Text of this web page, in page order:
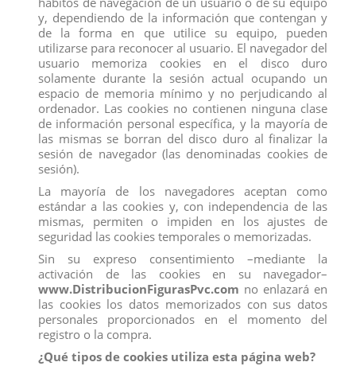
10007 TORO BRAVO ALINERO
TROTANDO 10007 DEQUE
View
10006 TORO BRAVO CASTAÑO
TROTANDO DEQUBE
y, dependiendo de la información que contengan y
de la forma en que utilice su equipo, pueden
utilizarse para reconocer al usuario. El navegador del
usuario memoriza cookies en el disco duro
solamente durante la sesión actual ocupando un
espacio de memoria mínimo y no perjudicando al
ordenador. Las cookies no contienen ninguna clase
de información personal específica, y la mayoría de
las mismas se borran del disco duro al finalizar la
sesión de navegador (las denominadas cookies de
sesión).
La mayoría de los navegadores aceptan como
estándar a las cookies y, con independencia de las
mismas, permiten o impiden en los ajustes de
seguridad las cookies temporales o memorizadas.
Sin su expreso consentimiento –mediante la
activación de las cookies en su navegador–
www.DistribucionFigurasPvc.com no enlazará en
las cookies los datos memorizados con sus datos
personales proporcionados en el momento del
registro o la compra.
¿Qué tipos de cookies utiliza esta página web?